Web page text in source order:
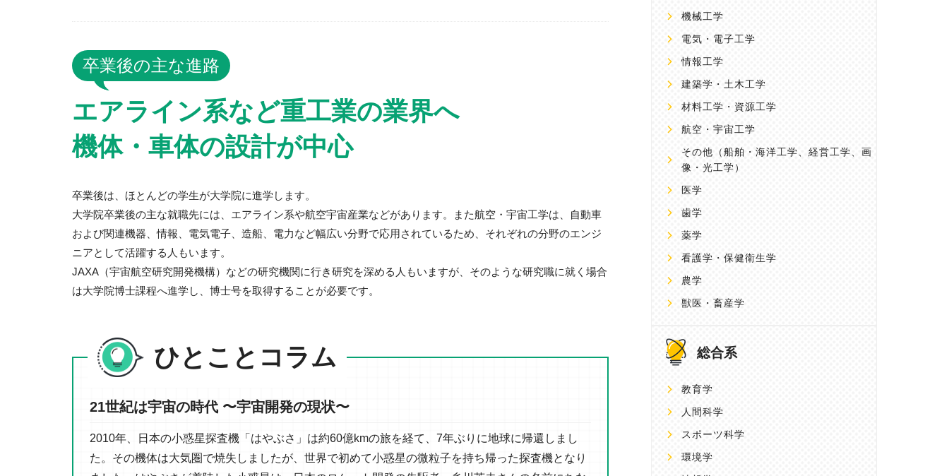
卒業後の主な進路
エアライン系など重工業の業界へ
機体・車体の設計が中心
卒業後は、ほとんどの学生が大学院に進学します。
大学院卒業後の主な就職先には、エアライン系や航空宇宙産業などがあります。また航空・宇宙工学は、自動車
および関連機器、情報、電気電子、造船、電力など幅広い分野で応用されているため、それぞれの分野のエンジ
ニアとして活躍する人もいます。
JAXA（宇宙航空研究開発機構）などの研究機関に行き研究を深める人もいますが、そのような研究職に就く場合
は大学院博士課程へ進学し、博士号を取得することが必要です。
ひとことコラム
21世紀は宇宙の時代 〜宇宙開発の現状〜
2010年、日本の小惑星探査機「はやぶさ」は約60億kmの旅を経て、7年ぶりに地球に帰還しまし
た。その機体は大気圏で焼失しましたが、世界で初めて小惑星の微粒子を持ち帰った探査機となり
機械工学
電気・電子工学
情報工学
建築学・土木工学
材料工学・資源工学
航空・宇宙工学
その他 （船舶・海洋工学、経営工学、画
像・光工学）
医学
歯学
薬学
看護学・保健衛生学
農学
獣医・畜産学
総合系
教育学
人間科学
スポーツ科学
環境学